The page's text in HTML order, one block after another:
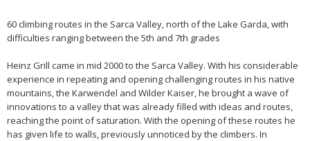
60 climbing routes in the Sarca Valley, north of the Lake Garda, with
difficulties ranging between the 5th and 7th grades
Heinz Grill came in mid 2000 to the Sarca Valley. With his considerable
experience in repeating and opening challenging routes in his native
mountains, the Karwendel and Wilder Kaiser, he brought a wave of
innovations to a valley that was already filled with ideas and routes,
reaching the point of saturation. With the opening of these routes he
has given life to walls, previously unnoticed by the climbers. In